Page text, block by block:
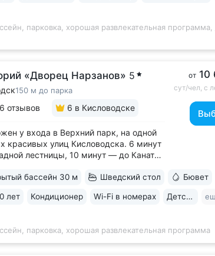
парковка, хорошая развлекательная программа,
«Дворец Нарзанов» 5
150 м до парка
отзывов 6 в Кисловодске
у входа в Верхний парк, на одной
красивых улиц Кисловодска. 6 минут
лестницы, 10 минут — до Канатки
водой трёх курортов: «Нарзан»
№ 4» • Здание санатория —...
от 10
сут/чел, с
бассейн 30 м Шведский стол Бювет
лет Кондиционер Wi-Fi в номерах Детская комната
парковка, хорошая развлекательная программа